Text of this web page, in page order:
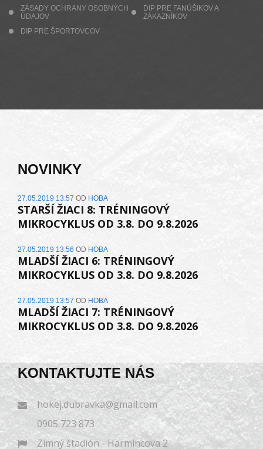
ZÁSADY OCHRANY OSOBNÝCH
ÚDAJOV
DIP PRE FANÚŠIKOV A
ZÁKAZNÍKOV
DIP PRE ŠPORTOVCOV
NOVINKY
27.05.2019 13:57 OD HOBA
STARŠÍ ŽIACI 8: TRÉNINGOVÝ
MIKROCYKLUS OD 3.8. DO 9.8.2026
27.05.2019 13:56 OD HOBA
MLADŠÍ ŽIACI 6: TRÉNINGOVÝ
MIKROCYKLUS OD 3.8. DO 9.8.2026
27.05.2019 13:57 OD HOBA
MLADŠÍ ŽIACI 7: TRÉNINGOVÝ
MIKROCYKLUS OD 3.8. DO 9.8.2026
KONTAKTUJTE NÁS
hokej.dubravka@gmail.com
0905 723 873
Zimný štadión - Harmincova 2